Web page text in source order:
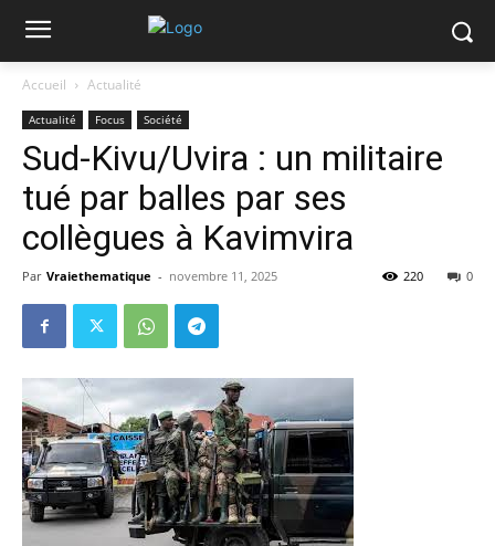
Accueil Actualité
Actualité Focus Société
Sud-Kivu/Uvira : un militaire
tué par balles par ses
collègues à Kavimvira
Par Vraiethematique - novembre 11, 2025 0
220